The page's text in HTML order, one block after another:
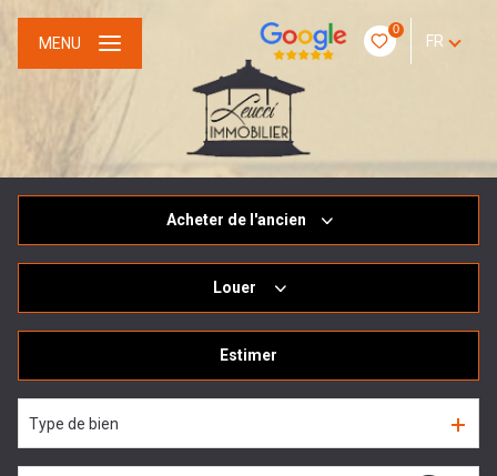
0
FR
MENU
Acheter de l'ancien
De l'immo pro
Louer
Estimer
Type de bien